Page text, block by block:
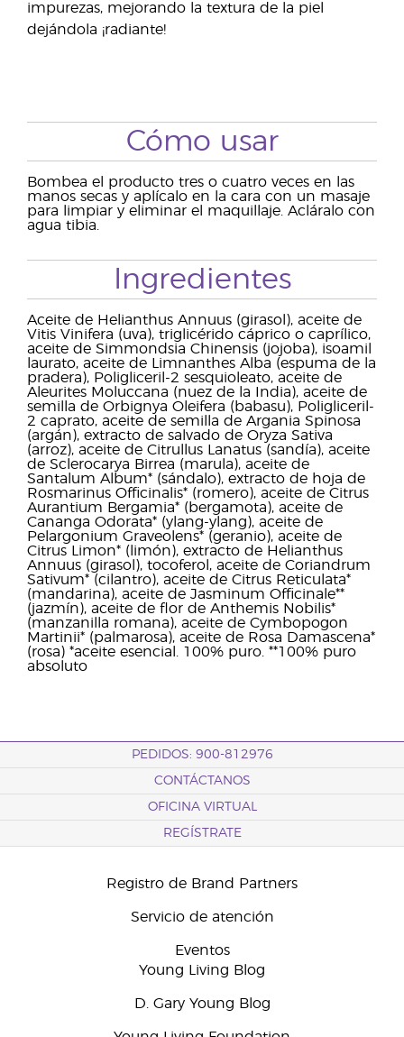
impurezas, mejorando la textura de la piel
dejándola ¡radiante!
Cómo usar
Bombea el producto tres o cuatro veces en las
manos secas y aplícalo en la cara con un masaje
para limpiar y eliminar el maquillaje. Acláralo con
agua tibia.
Ingredientes
Aceite de Helianthus Annuus (girasol), aceite de
Vitis Vinifera (uva), triglicérido cáprico o caprílico,
aceite de Simmondsia Chinensis (jojoba), isoamil
laurato, aceite de Limnanthes Alba (espuma de la
pradera), Poligliceril-2 sesquioleato, aceite de
Aleurites Moluccana (nuez de la India), aceite de
semilla de Orbignya Oleifera (babasu), Poligliceril-
2 caprato, aceite de semilla de Argania Spinosa
(argán), extracto de salvado de Oryza Sativa
(arroz), aceite de Citrullus Lanatus (sandía), aceite
de Sclerocarya Birrea (marula), aceite de
Santalum Album* (sándalo), extracto de hoja de
Rosmarinus Officinalis* (romero), aceite de Citrus
Aurantium Bergamia* (bergamota), aceite de
Cananga Odorata* (ylang-ylang), aceite de
Pelargonium Graveolens* (geranio), aceite de
Citrus Limon* (limón), extracto de Helianthus
Annuus (girasol), tocoferol, aceite de Coriandrum
Sativum* (cilantro), aceite de Citrus Reticulata*
(mandarina), aceite de Jasminum Officinale**
(jazmín), aceite de flor de Anthemis Nobilis*
(manzanilla romana), aceite de Cymbopogon
Martinii* (palmarosa), aceite de Rosa Damascena*
(rosa) *aceite esencial. 100% puro. **100% puro
absoluto
PEDIDOS: 900-812976
CONTÁCTANOS
OFICINA VIRTUAL
REGÍSTRATE
Registro de Brand Partners
Servicio de atención
Eventos
Young Living Blog
D. Gary Young Blog